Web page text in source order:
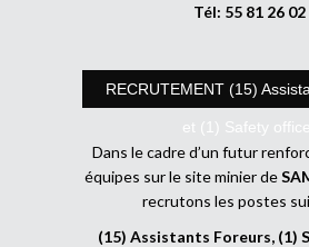
Tél: 55 81 26 02
RECRUTEMENT (15)
et (1) Safety
Dans le cadre d’un futur
équipes sur le site minier de
recrutons les postes
(15) Assistants Foreurs, (1)